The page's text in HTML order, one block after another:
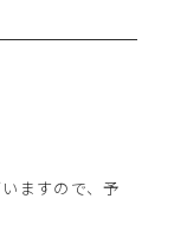
ますので、予